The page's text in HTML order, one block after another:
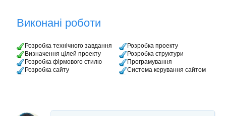
Виконані роботи
Розробка технічного завдання
Визначення цілей проекту
Розробка фірмового стилю
Розробка сайту
Розробка проекту
Розробка структури
Програмування
Система керування сайтом